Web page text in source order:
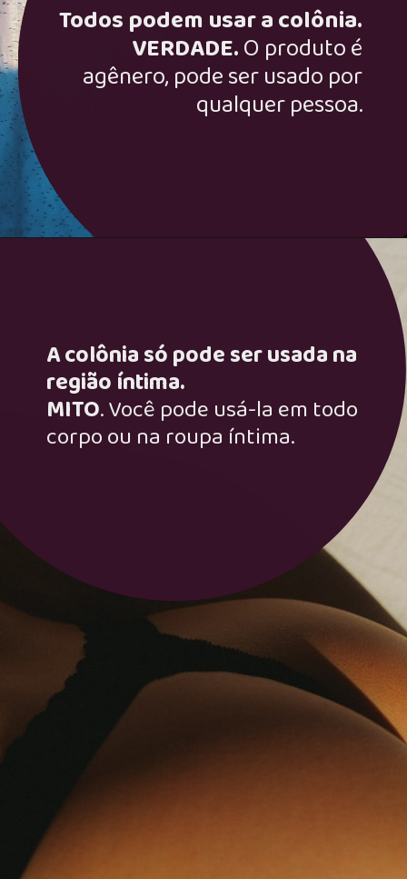
Todos podem usar a colônia.
VERDADE.O produto é
agênero, pode ser usado por
qualquer pessoa.
A colônia só pode ser usada na
região íntima.
MITO. Você pode usá-la em todo
corpo ou na roupa íntima.